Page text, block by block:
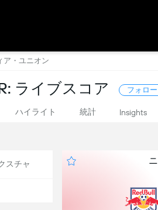
ア・ユニオン
ライブスコア フォロー
ハイライト 統計 Insights
スチャ